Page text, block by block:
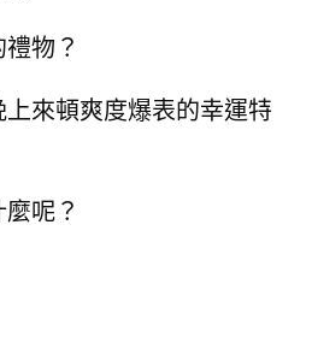
物？
來頓爽度爆表的幸運特
會是什麼呢？